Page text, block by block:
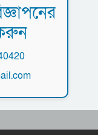
গেল যুবকের
ও আবৃত্তি
দিবস উপলক্ষে